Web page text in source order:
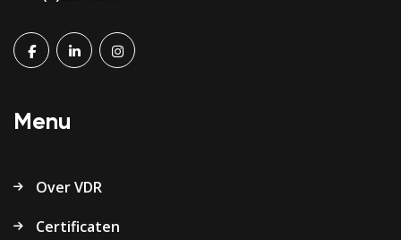
Menu
Over VDR
Certificaten